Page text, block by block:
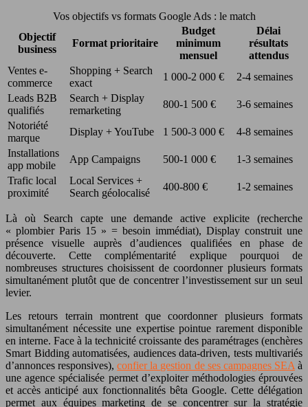
Vos objectifs vs formats Google Ads : le match
Objectif
business
Format prioritaire
Budget
minimum
mensuel
Délai
résultats
attendus
Ventes e-
commerce
Shopping + Search
exact
1 000-2 000 €
2-4 semaines
Leads B2B
qualifiés
Search + Display
remarketing
800-1 500 €
3-6 semaines
Notoriété
marque
Display + YouTube 1 500-3 000 €
4-8 semaines
Installations
app mobile
App Campaigns 500-1 000 €
1-3 semaines
Trafic local
proximité
Local Services +
Search géolocalisé
400-800 € 1-2 semaines
Là où Search capte une demande active explicite (recherche
« plombier Paris 15 » = besoin immédiat), Display construit une
présence visuelle auprès d’audiences qualifiées en phase de
découverte. Cette complémentarité explique pourquoi de
nombreuses structures choisissent de coordonner plusieurs formats
simultanément plutôt que de concentrer l’investissement sur un seul
levier.
Les retours terrain montrent que coordonner plusieurs formats
simultanément nécessite une expertise pointue rarement disponible
en interne. Face à la technicité croissante des paramétrages (enchères
Smart Bidding automatisées, audiences data-driven, tests multivariés
d’annonces responsives),confier la gestion de ses campagnes SEA à
une agence spécialisée permet d’exploiter méthodologies éprouvées
et accès anticipé aux fonctionnalités bêta Google. Cette délégation
permet aux équipes marketing de se concentrer sur la stratégie